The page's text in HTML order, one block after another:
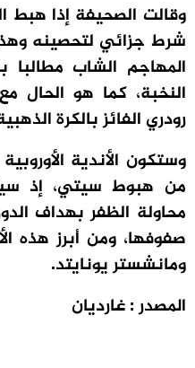
وقالت الصحيفة إذا هبط
شرط جزائي لتحصينه
المهاجم الشاب مطالبا
النخبة، كما هو الحال
رودري الفائز بالكرة
وستكون الأندية
من هبوط سيتي، إذ
محاولة الظفر بهداف
صفوفها، ومن أبرز هذه
ومانشستر يونايتد.
المصدر : غارديان